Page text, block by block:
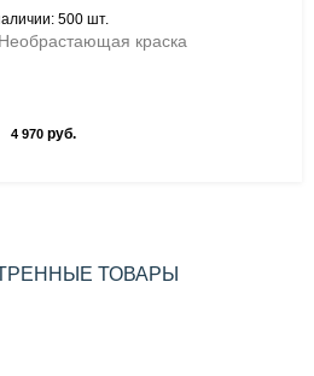
500 шт.
краска
4 970 руб.
ТОВАРЫ